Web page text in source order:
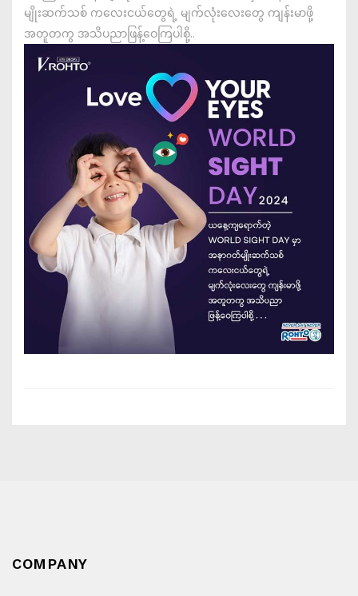
မျိုးဆက်သစ် ကလေးငယ်တွေရဲ့ မျက်လုံးလေးတွေ ကျန်းမာဖို့
အတူတကွ အသိပညာဖြန့်ဝေကြပါစို့..
COMPANY